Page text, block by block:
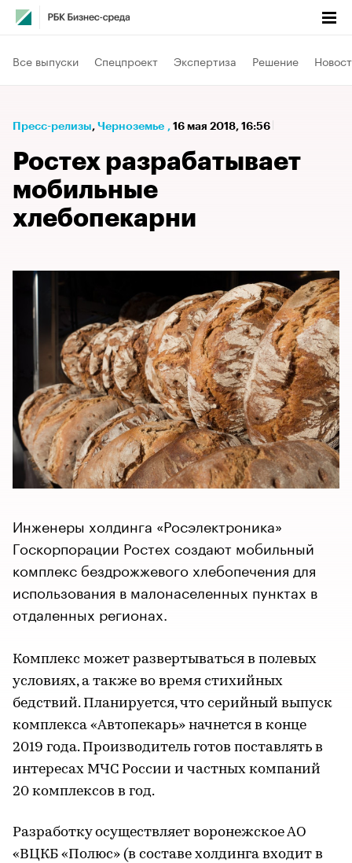
Все выпуски Спецпроект Экспертиза Решение
Пресс-релизы⁠, Черноземье , 16 мая 2018, 16:56
Ростех разрабатывает
мобильные
хлебопекарни
Инженеры холдинга «Росэлектроника»
Госкорпорации Ростех создают мобильный
комплекс бездрожжевого хлебопечения для
использования в малонаселенных пунктах в
отдаленных регионах.
Комплекс может развертываться в полевых
условиях, а также во время стихийных
бедствий. Планируется, что серийный выпуск
комплекса «Автопекарь» начнется в конце
2019 года. Производитель готов поставлять в
интересах МЧС России и частных компаний
20 комплексов в год.
Разработку осуществляет воронежское АО
«ВЦКБ «Полюс» (в составе холдинга входит в